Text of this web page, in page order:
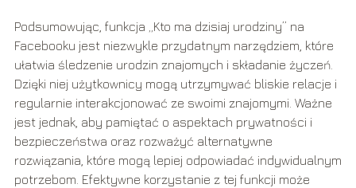
Podsumowując, funkcja „Kto ma dzisiaj urodziny” na
Facebooku jest niezwykle przydatnym narzędziem, które
ułatwia śledzenie urodzin znajomych i składanie życzeń.
Dzięki niej użytkownicy mogą utrzymywać bliskie relacje i
regularnie interakcjonować ze swoimi znajomymi. Ważne
jest jednak, aby pamiętać o aspektach prywatności i
bezpieczeństwa oraz rozważyć alternatywne
rozwiązania, które mogą lepiej odpowiadać indywidualnym
potrzebom. Efektywne korzystanie z tej funkcji może